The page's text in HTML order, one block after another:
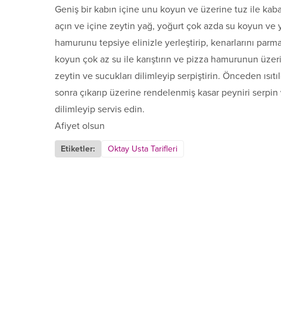
Geniş bir kabın içine unu koyun ve üzerine tuz ile
açın ve içine zeytin yağ, yoğurt çok azda su koyun ve
hamurunu tepsiye elinizle yerleştirip, kenarlarını
koyun çok az su ile karıştırın ve pizza hamurunun
zeytin ve sucukları dilimleyip serpiştirin. Önceden
sonra çıkarıp üzerine rendelenmiş kasar peyniri
dilimleyip servis edin.
Afiyet olsun
Etiketler: Oktay Usta Tarifleri